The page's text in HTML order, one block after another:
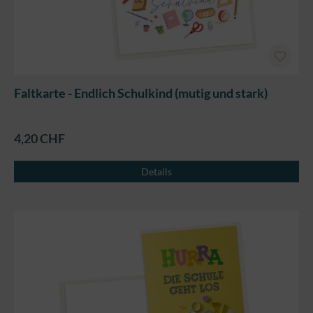
Faltkarte - Endlich Schulkind (mutig und stark)
4,20 CHF
Details